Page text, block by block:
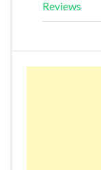
Reviews